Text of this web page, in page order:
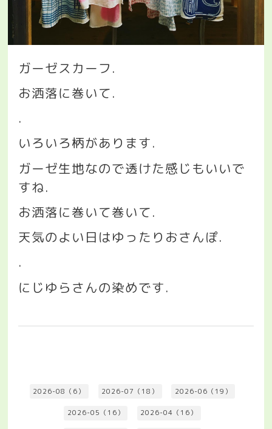
ガーゼスカーフ .
お洒落に巻いて.
.
いろいろ柄があります.
ガーゼ生地なので透けた感じもいいで
すね.
お洒落に巻いて巻いて.
天気のよい日はゆったりおさんぽ.
.
にじゆらさんの染めです.
2026-08（6） 2026-07（18） 2026-06（19）
2026-05（16） 2026-04（16）